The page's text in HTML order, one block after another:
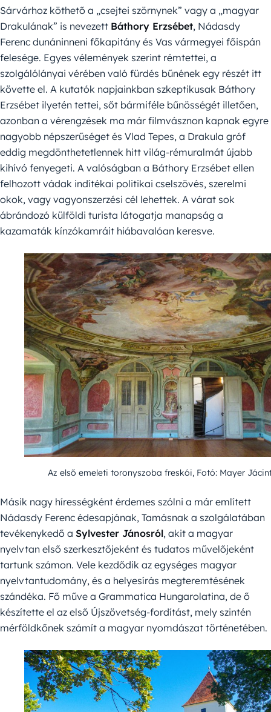
Sárvárhoz köthető a „csejtei szörnynek” vagy a „magyar
Drakulának” is nevezett Báthory Erzsébet, Nádasdy
Ferenc dunáninneni főkapitány és Vas vármegyei főispán
felesége. Egyes vélemények szerint rémtettei, a
szolgálólányai vérében való fürdés bűnének egy részét itt
követte el. A kutatók napjainkban szkeptikusak Báthory
Erzsébet ilyetén tettei, sőt bármiféle bűnösségét illetően,
azonban a vérengzések ma már filmvásznon kapnak egyre
nagyobb népszerűséget és Vlad Tepes, a Drakula gróf
eddig megdönthetetlennek hitt világ-rémuralmát újabb
kihívó fenyegeti. A valóságban a Báthory Erzsébet ellen
felhozott vádak indítékai politikai cselszövés, szerelmi
okok, vagy vagyonszerzési cél lehettek. A várat sok
ábrándozó külföldi turista látogatja manapság a
kazamaták kínzókamráit hiábavalóan keresve.
Az első emeleti toronyszoba freskói, Fotó: Mayer
Másik nagy hírességként érdemes szólni a már említett
Nádasdy Ferenc édesapjának, Tamásnak a szolgálatában
tevékenykedő a Sylvester Jánosról, akit a magyar
nyelvtan első szerkesztőjeként és tudatos művelőjeként
tartunk számon. Vele kezdődik az egységes magyar
nyelvtantudomány, és a helyesírás megteremtésének
szándéka. Fő műve a Grammatica Hungarolatina, de ő
készítette el az első Újszövetség-fordítást, mely szintén
mérföldkőnek számít a magyar nyomdászat történetében.